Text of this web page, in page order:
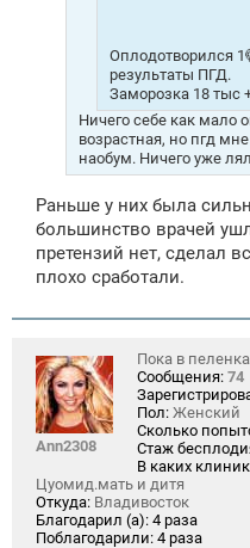
Оплодотворился
результаты ПГД.
Заморозка 18 тыс
Ничего себе как мало
возрастная, но пгд
наобум. Ничего уже
Раньше у них была
большинство врачей
претензий нет, сделал
плохо сработали.
Ann2308
Пока в
Сообщения: 74
Пол: Женский
Сколько
Стаж
В каких
Цуомид.мать и дитя
Откуда: Владивосток
Благодарил (а): 4 раза
Поблагодарили: 4 раза